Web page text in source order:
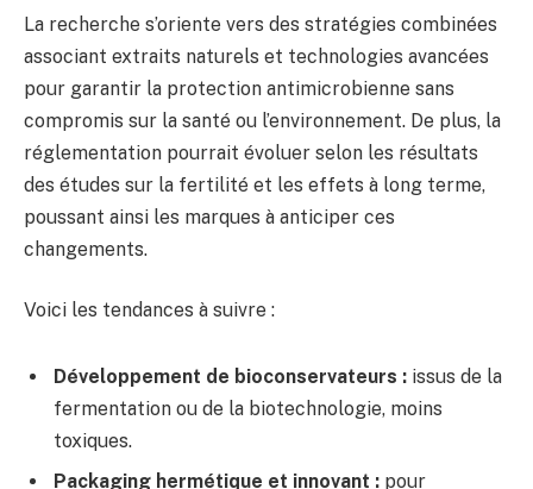
La recherche s’oriente vers des stratégies combinées
associant extraits naturels et technologies avancées
pour garantir la protection antimicrobienne sans
compromis sur la santé ou l’environnement. De plus, la
réglementation pourrait évoluer selon les résultats
des études sur la fertilité et les effets à long terme,
poussant ainsi les marques à anticiper ces
changements.
Voici les tendances à suivre :
Développement de bioconservateurs : issus de la
fermentation ou de la biotechnologie, moins
toxiques.
Packaging hermétique et innovant : pour